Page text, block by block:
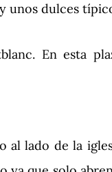
unos dulces
En esta
al lado de la